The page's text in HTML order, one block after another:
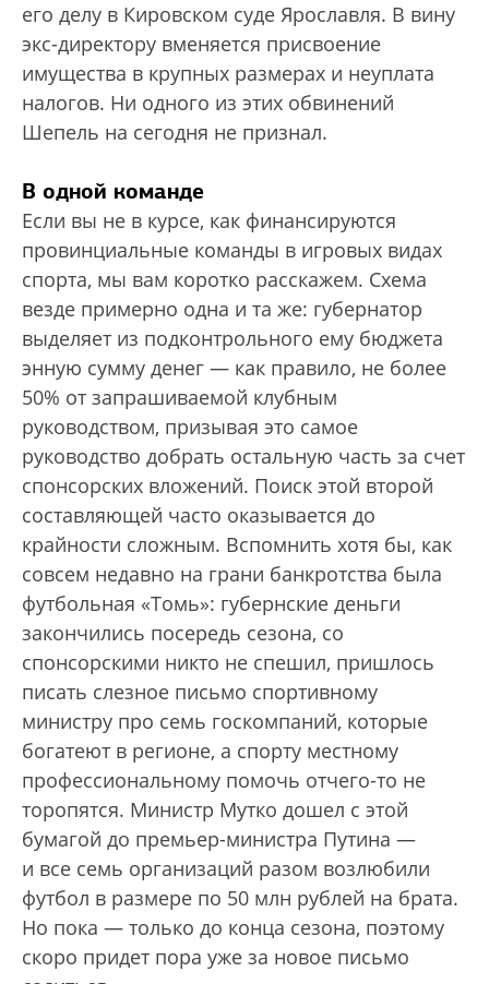
его делу в Кировском суде Ярославля. В вину
экс-директору вменяется присвоение
имущества в крупных размерах и неуплата
налогов. Ни одного из этих обвинений
Шепель на сегодня не признал.
В одной команде
Если вы не в курсе, как финансируются
провинциальные команды в игровых видах
спорта, мы вам коротко расскажем. Схема
везде примерно одна и та же: губернатор
выделяет из подконтрольного ему бюджета
энную сумму денег — как правило, не более
50% от запрашиваемой клубным
руководством, призывая это самое
руководство добрать остальную часть за счет
спонсорских вложений. Поиск этой второй
составляющей часто оказывается до
крайности сложным. Вспомнить хотя бы, как
совсем недавно на грани банкротства была
футбольная «Томь»: губернские деньги
закончились посередь сезона, со
спонсорскими никто не спешил, пришлось
писать слезное письмо спортивному
министру про семь госкомпаний, которые
богатеют в регионе, а спорту местному
профессиональному помочь отчего-то не
торопятся. Министр Мутко дошел с этой
бумагой до премьер-министра Путина —
и все семь организаций разом возлюбили
футбол в размере по 50 млн рублей на брата.
Но пока — только до конца сезона, поэтому
скоро придет пора уже за новое письмо